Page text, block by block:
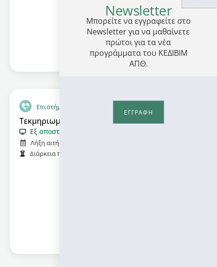
Επιστήμες Ζωής και Υγείας
Τεκμηριωμένη Παιδιατρική Διατροφή 8ος
Εξ αποστάσεως εκπαίδευση
Λήξη αιτήσεων:
Διάρκεια προγράμματος (σε ώρες):
Newsletter
Μπορείτε να εγγραφείτε στο
Newsletter για να μαθαίνετε
πρώτοι για τα νέα
προγράμματα του ΚΕΔΙΒΙΜ
ΑΠΘ.
ΕΓΓΡΑΦΗ